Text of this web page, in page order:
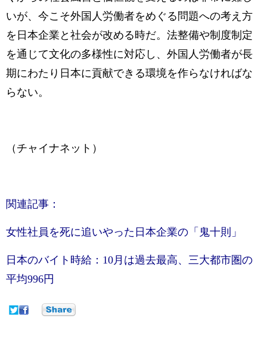
いが、今こそ外国人労働者をめぐる問題への考え方
を日本企業と社会が改める時だ。法整備や制度制定
を通じて文化の多様性に対応し、外国人労働者が長
期にわたり日本に貢献できる環境を作らなければな
らない。
（チャイナネット）
関連記事：
女性社員を死に追いやった日本企業の「鬼十則」
日本のバイト時給：10月は過去最高、三大都市圏の
平均996円